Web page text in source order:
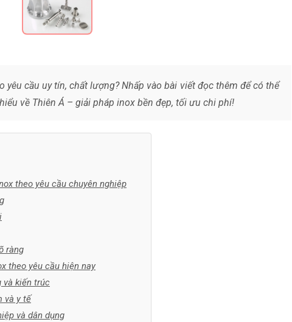
cầu uy tín, chất lượng? Nhấp vào bài viết đọc thêm để có thể
về Thiên Á – giải pháp inox bền đẹp, tối ưu chi phí!
theo yêu cầu chuyên nghiệp
ràng
theo yêu cầu hiện nay
và kiến trúc
và y tế
và dân dụng